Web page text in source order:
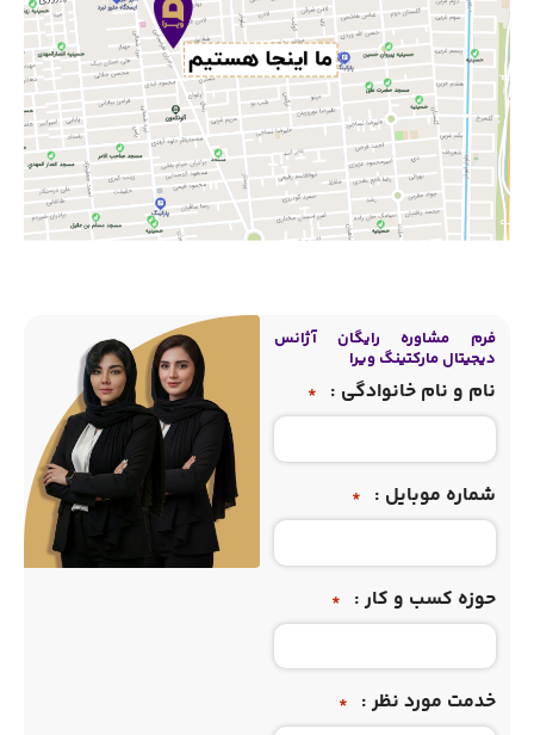
فرم مشاوره رایگان آژانس
دیجیتال مارکتینگ ویرا
نام و نام خانوادگی : *
شماره موبایل : *
حوزه کسب و کار : *
خدمت مورد نظر : *